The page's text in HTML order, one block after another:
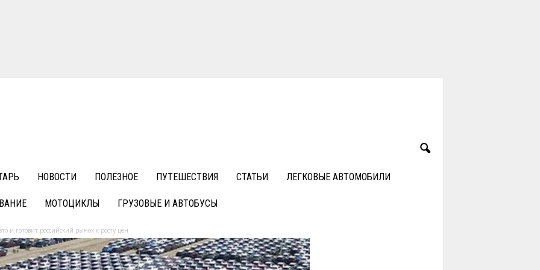
НОВОСТИ ПОЛЕЗНОЕ ПУТЕШЕСТВИЯ СТАТЬИ ЛЕГКОВЫЕ АВТОМОБИЛИ
МОТОЦИКЛЫ ГРУЗОВЫЕ И АВТОБУСЫ
и готовит российский рынок к росту цен